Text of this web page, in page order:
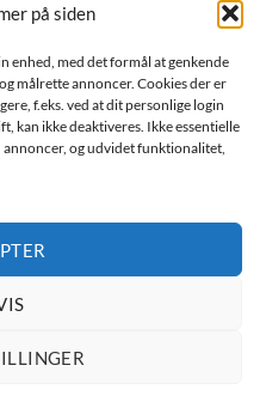
på siden
enhed, med det formål at genkende
målrette annoncer. Cookies der er
f.eks. ved at dit personlige login
kan ikke deaktiveres. Ikke essentielle
og udvidet funktionalitet,
fra TJdata!
© TJdata ApS